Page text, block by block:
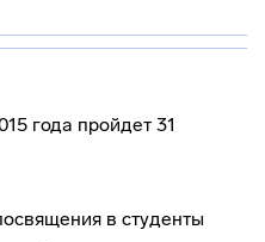
в студенты